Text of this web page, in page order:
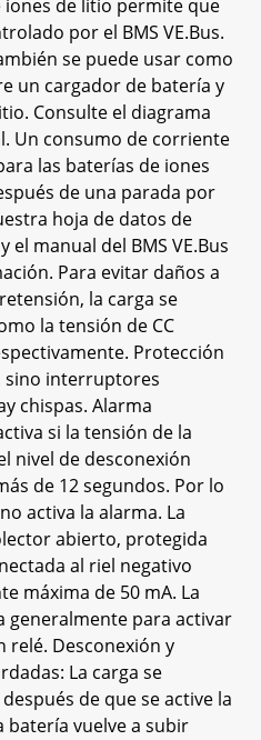
iones de litio permite que
por el BMS VE.Bus.
se puede usar como
un cargador de batería y
Consulte el diagrama
Un consumo de corriente
las baterías de iones
de una parada por
hoja de datos de
manual del BMS VE.Bus
Para evitar daños a
la carga se
la tensión de CC
Protección
sino interruptores
chispas. Alarma
si la tensión de la
nivel de desconexión
de 12 segundos. Por lo
activa la alarma. La
abierto, protegida
al riel negativo
máxima de 50 mA. La
generalmente para activar
relé. Desconexión y
La carga se
de que se active la
batería vuelve a subir